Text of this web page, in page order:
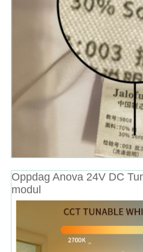
Oppdag Anova 24V DC
modul